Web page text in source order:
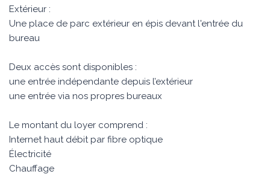
Extérieur :
Une place de parc extérieur en épis devant l'entrée du
bureau
Deux accès sont disponibles :
une entrée indépendante depuis l’extérieur
une entrée via nos propres bureaux
Le montant du loyer comprend :
Internet haut débit par fibre optique
Électricité
Chauffage